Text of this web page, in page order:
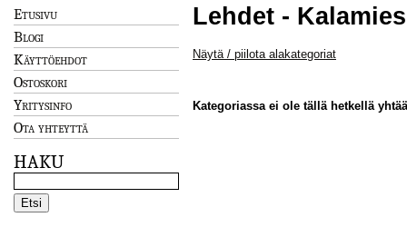
Etusivu
Blogi
Käyttöehdot
Ostoskori
Yritysinfo
Ota yhteyttä
HAKU
Lehdet -
Näytä / piilota alakategoriat
Kategoriassa ei ole tällä hetkellä